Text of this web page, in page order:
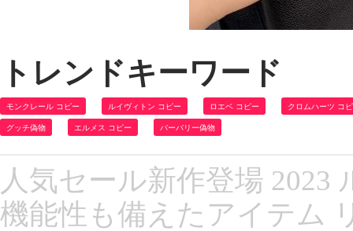
トレンドキーワード
モンクレール コピー ルイヴィトン コピー ロエベ コピー クロムハーツ コ
グッチ偽物 エルメス コピー バーバリー偽物
人気セール新作登場 2023
機能性も備えたアイテム